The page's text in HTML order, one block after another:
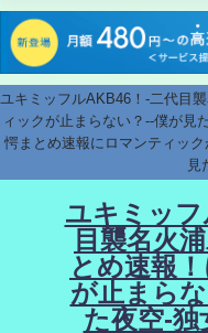
ユキミッフルAKB46！-二代目
ィックが止まらない？--僕が見
愕まとめ速報にロマンティッ
見
ユキミッ
目襲名火
とめ速報
が止まら
た夜空-独